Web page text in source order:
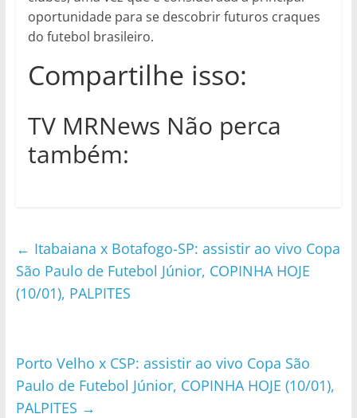
oportunidade para se descobrir futuros craques
do futebol brasileiro.
Compartilhe isso:
TV MRNews Não perca
também:
← Itabaiana x Botafogo-SP: assistir ao vivo Copa
São Paulo de Futebol Júnior, COPINHA HOJE
(10/01), PALPITES
Porto Velho x CSP: assistir ao vivo Copa São
Paulo de Futebol Júnior, COPINHA HOJE (10/01),
PALPITES →